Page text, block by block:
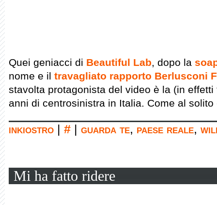
Quei geniacci di Beautiful Lab, dopo la
nome e il travagliato rapporto Berlusconi
stavolta protagonista del video è la (in
anni di centrosinistra in Italia. Come al
inkiostro # guarda te, paese reale,
Mi ha fatto ridere